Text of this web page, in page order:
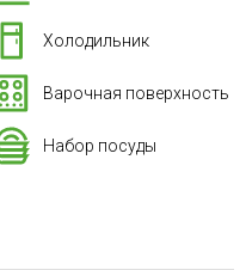
Холодильник
Варочная поверхность
Набор посуды